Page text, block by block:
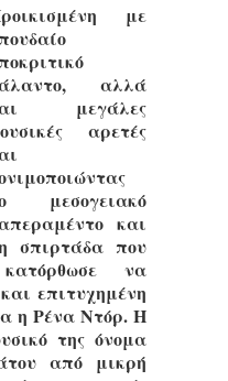
με
αλλά
μεγάλες
αρετές
μεσογειακό
και
σπιρτάδα που
να
επιτυχημένη
η Ρένα Ντόρ. Η
της όνομα
από μικρή